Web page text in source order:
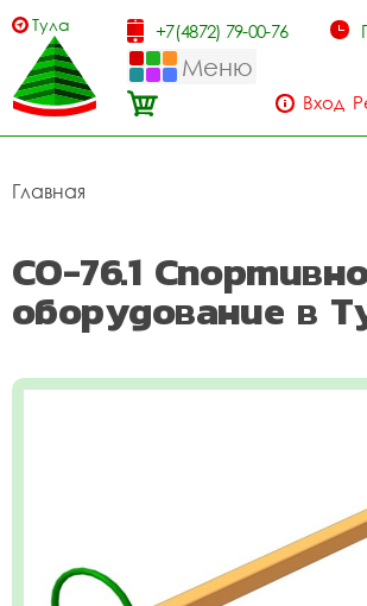
Тула +7(4872) 79-00-76
Меню
Вход
Главная
СО-76.1
оборудование в